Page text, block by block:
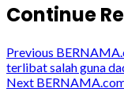
Continue
Previous
terlibat salah guna
Next